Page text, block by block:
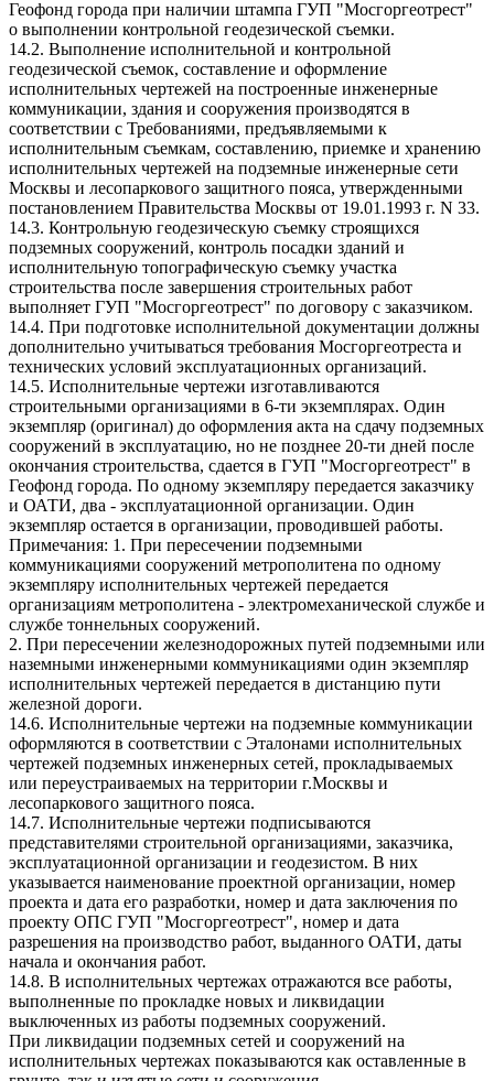
Геофонд города при наличии штампа ГУП "Мосгоргеотрест"
о выполнении контрольной геодезической съемки.
14.2. Выполнение исполнительной и контрольной
геодезической съемок, составление и оформление
исполнительных чертежей на построенные инженерные
коммуникации, здания и сооружения производятся в
соответствии с Требованиями, предъявляемыми к
исполнительным съемкам, составлению, приемке и хранению
исполнительных чертежей на подземные инженерные сети
Москвы и лесопаркового защитного пояса, утвержденными
постановлением Правительства Москвы от 19.01.1993 г. N 33.
14.3. Контрольную геодезическую съемку строящихся
подземных сооружений, контроль посадки зданий и
исполнительную топографическую съемку участка
строительства после завершения строительных работ
выполняет ГУП "Мосгоргеотрест" по договору с заказчиком.
14.4. При подготовке исполнительной документации должны
дополнительно учитываться требования Мосгоргеотреста и
технических условий эксплуатационных организаций.
14.5. Исполнительные чертежи изготавливаются
строительными организациями в 6-ти экземплярах. Один
экземпляр (оригинал) до оформления акта на сдачу подземных
сооружений в эксплуатацию, но не позднее 20-ти дней после
окончания строительства, сдается в ГУП "Мосгоргеотрест" в
Геофонд города. По одному экземпляру передается заказчику
и ОАТИ, два - эксплуатационной организации. Один
экземпляр остается в организации, проводившей работы.
Примечания: 1. При пересечении подземными
коммуникациями сооружений метрополитена по одному
экземпляру исполнительных чертежей передается
организациям метрополитена - электромеханической службе и
службе тоннельных сооружений.
2. При пересечении железнодорожных путей подземными или
наземными инженерными коммуникациями один экземпляр
исполнительных чертежей передается в дистанцию пути
железной дороги.
14.6. Исполнительные чертежи на подземные коммуникации
оформляются в соответствии с Эталонами исполнительных
чертежей подземных инженерных сетей, прокладываемых
или переустраиваемых на территории г.Москвы и
лесопаркового защитного пояса.
14.7. Исполнительные чертежи подписываются
представителями строительной организациями, заказчика,
эксплуатационной организации и геодезистом. В них
указывается наименование проектной организации, номер
проекта и дата его разработки, номер и дата заключения по
проекту ОПС ГУП "Мосгоргеотрест", номер и дата
разрешения на производство работ, выданного ОАТИ, даты
начала и окончания работ.
14.8. В исполнительных чертежах отражаются все работы,
выполненные по прокладке новых и ликвидации
выключенных из работы подземных сооружений.
При ликвидации подземных сетей и сооружений на
исполнительных чертежах показываются как оставленные в